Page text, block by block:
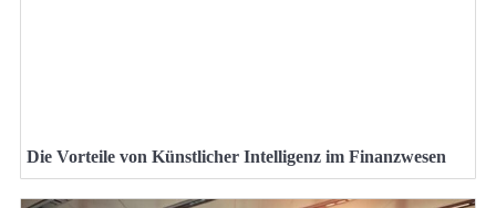
Die Vorteile von Künstlicher Intelligenz im Finanzwesen